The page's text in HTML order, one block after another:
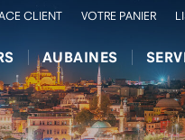
CLIENT VOTRE PANIER
AUBAINES